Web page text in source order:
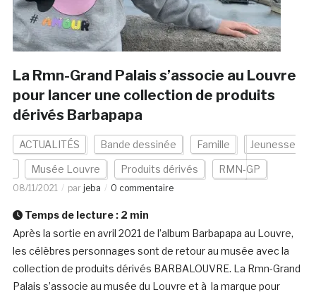
La Rmn-Grand Palais s’associe au Louvre
pour lancer une collection de produits
dérivés Barbapapa
ACTUALITÉS Bande dessinée Famille Jeunesse
Musée Louvre Produits dérivés RMN-GP
08/11/2021 par jeba 0 commentaire
Temps de lecture : 2 min
Après la sortie en avril 2021 de l’album Barbapapa au Louvre,
les célèbres personnages sont de retour au musée avec la
collection de produits dérivés BARBALOUVRE. La Rmn-Grand
Palais s’associe au musée du Louvre et à la marque pour